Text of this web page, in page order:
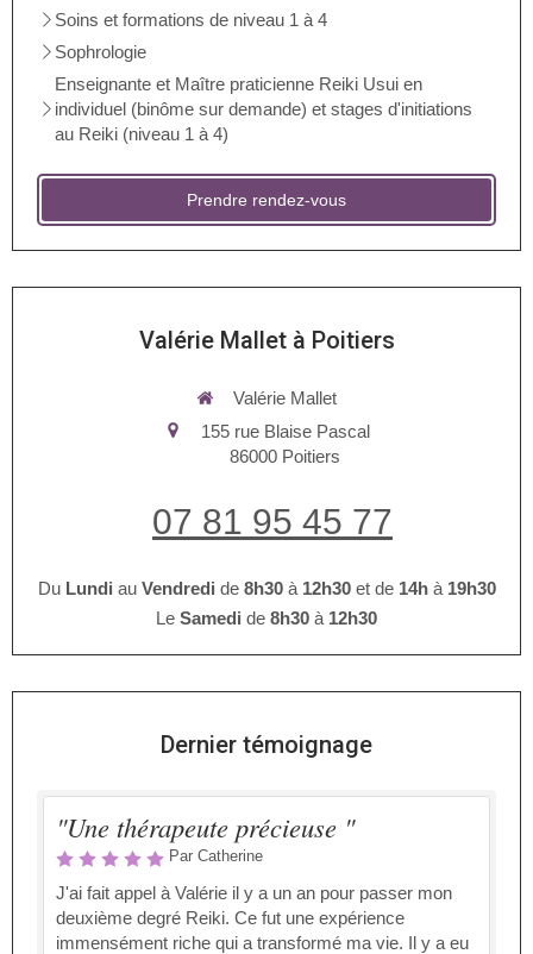
Soins et formations de niveau 1 à 4
Sophrologie
Enseignante et Maître praticienne Reiki Usui en
individuel (binôme sur demande) et stages d'initiations
au Reiki (niveau 1 à 4)
Prendre rendez-vous
Valérie Mallet à Poitiers
Valérie Mallet
155 rue Blaise Pascal
86000 Poitiers
07 81 95 45 77
Du Lundi au Vendredi de 8h30à 12h30et de 14hà 19h30
Le Samedi de 8h30 à 12h30
Dernier témoignage
"Une thérapeute précieuse "
Par Catherine
J'ai fait appel à Valérie il y a un an pour passer mon
deuxième degré Reiki. Ce fut une expérience
immensément riche qui a transformé ma vie. Il y a eu